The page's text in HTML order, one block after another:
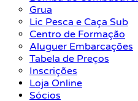
Grua
Lic Pesca e Caça Sub
Centro de Formação
Aluguer Embarcações
Tabela de Preços
Inscrições
Loja Online
Sócios